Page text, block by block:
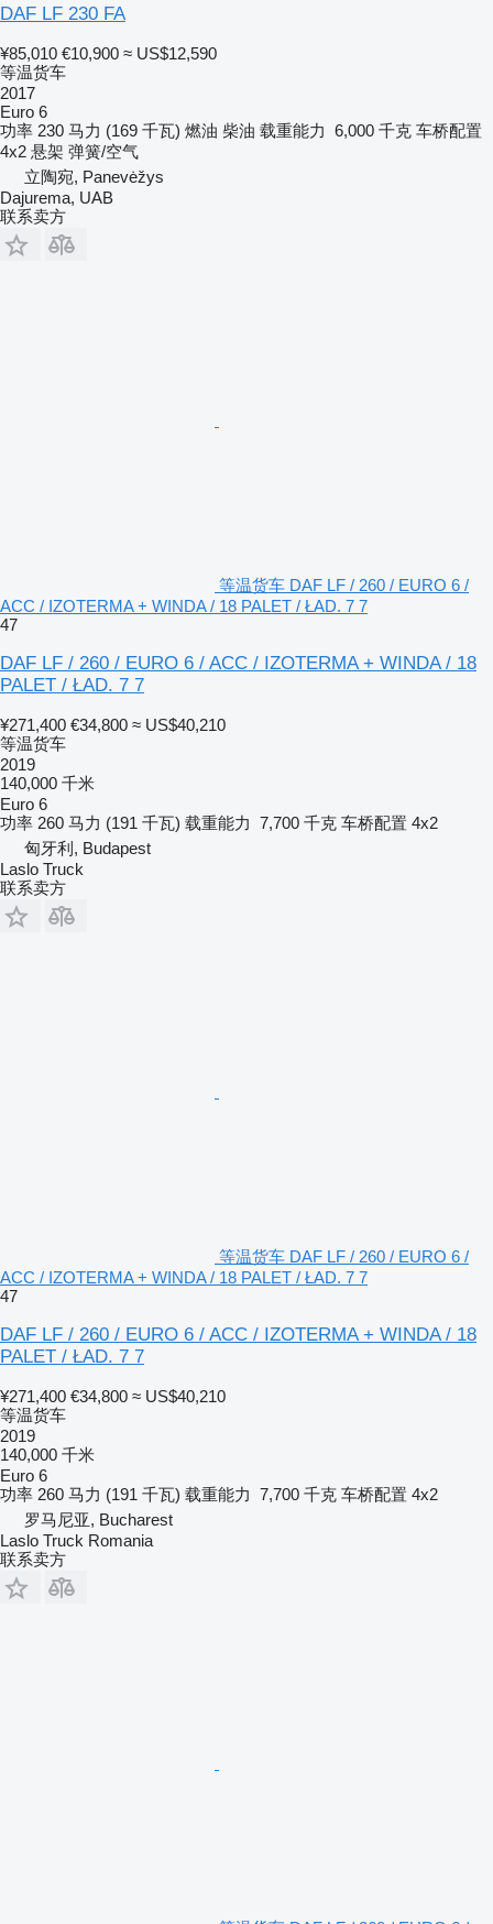
DAF LF 230 FA
¥85,010 €10,900 ≈ US$12,590
等温货车
2017
Euro 6
功率 230 马力 (169 千瓦) 燃油 柴油 载重能力 6,000 千克 车桥配置
4x2 悬架 弹簧/空气
立陶宛, Panevėžys
Dajurema, UAB
联系卖方
等温货车 DAF LF / 260 / EURO 6 /
ACC / IZOTERMA + WINDA / 18 PALET / ŁAD. 7 7
47
DAF LF / 260 / EURO 6 / ACC / IZOTERMA + WINDA / 18
PALET / ŁAD. 7 7
¥271,400 €34,800 ≈ US$40,210
等温货车
2019
140,000 千米
Euro 6
功率 260 马力 (191 千瓦) 载重能力 7,700 千克 车桥配置 4x2
匈牙利, Budapest
Laslo Truck
联系卖方
等温货车 DAF LF / 260 / EURO 6 /
ACC / IZOTERMA + WINDA / 18 PALET / ŁAD. 7 7
47
DAF LF / 260 / EURO 6 / ACC / IZOTERMA + WINDA / 18
PALET / ŁAD. 7 7
¥271,400 €34,800 ≈ US$40,210
等温货车
2019
140,000 千米
Euro 6
功率 260 马力 (191 千瓦) 载重能力 7,700 千克 车桥配置 4x2
罗马尼亚, Bucharest
Laslo Truck Romania
联系卖方